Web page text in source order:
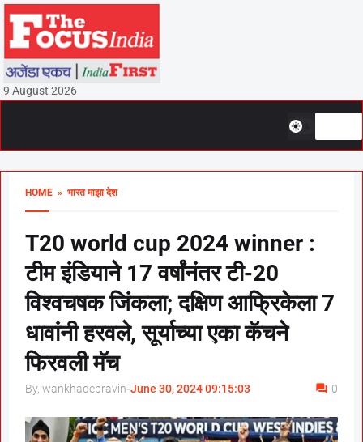
9 August 2026
HOME » भारत माझा देश
T20 world cup 2024 winner :
टीम इंडियाने 17 वर्षांनंतर टी-20
विश्वचषक जिंकला; दक्षिण आफ्रिकेला 7
धावांनी हरवले, सूर्याच्या एका कॅचने
फिरवली मॅच
By, wankhadepravin-June 30, 2024 09:15:03 0